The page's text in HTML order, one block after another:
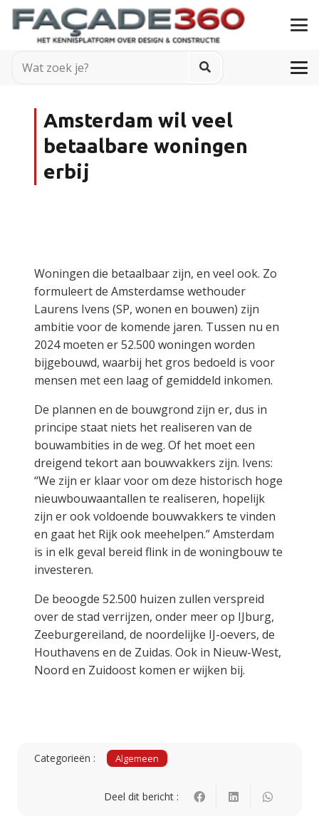
Amsterdam wil veel
betaalbare woningen
erbij
Woningen die betaalbaar zijn, en veel ook. Zo
formuleert de Amsterdamse wethouder
Laurens Ivens (SP, wonen en bouwen) zijn
ambitie voor de komende jaren. Tussen nu en
2024 moeten er 52.500 woningen worden
bijgebouwd, waarbij het gros bedoeld is voor
mensen met een laag of gemiddeld inkomen.
De plannen en de bouwgrond zijn er, dus in
principe staat niets het realiseren van de
bouwambities in de weg. Of het moet een
dreigend tekort aan bouwvakkers zijn. Ivens:
“We zijn er klaar voor om deze historisch hoge
nieuwbouwaantallen te realiseren, hopelijk
zijn er ook voldoende bouwvakkers te vinden
en gaat het Rijk ook meehelpen.” Amsterdam
is in elk geval bereid flink in de woningbouw te
investeren.
De beoogde 52.500 huizen zullen verspreid
over de stad verrijzen, onder meer op IJburg,
Zeeburgereiland, de noordelijke IJ-oevers, de
Houthavens en de Zuidas. Ook in Nieuw-West,
Noord en Zuidoost komen er wijken bij.
Categorieën : Algemeen
Deel dit bericht :